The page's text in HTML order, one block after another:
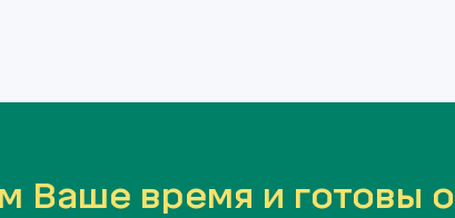
Ваше время и готовы